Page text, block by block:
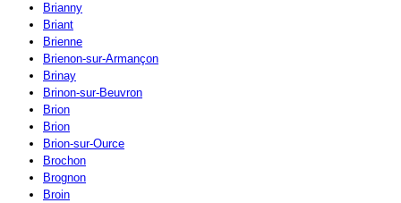
Brianny
Briant
Brienne
Brienon-sur-Armançon
Brinay
Brinon-sur-Beuvron
Brion
Brion
Brion-sur-Ource
Brochon
Brognon
Broin